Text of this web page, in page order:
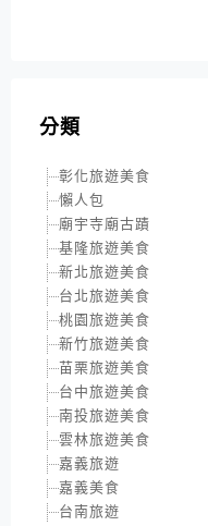
分類
彰化旅遊美食
懶人包
廟宇寺廟古蹟
基隆旅遊美食
新北旅遊美食
台北旅遊美食
桃園旅遊美食
新竹旅遊美食
苗栗旅遊美食
台中旅遊美食
南投旅遊美食
雲林旅遊美食
嘉義旅遊
嘉義美食
台南旅遊